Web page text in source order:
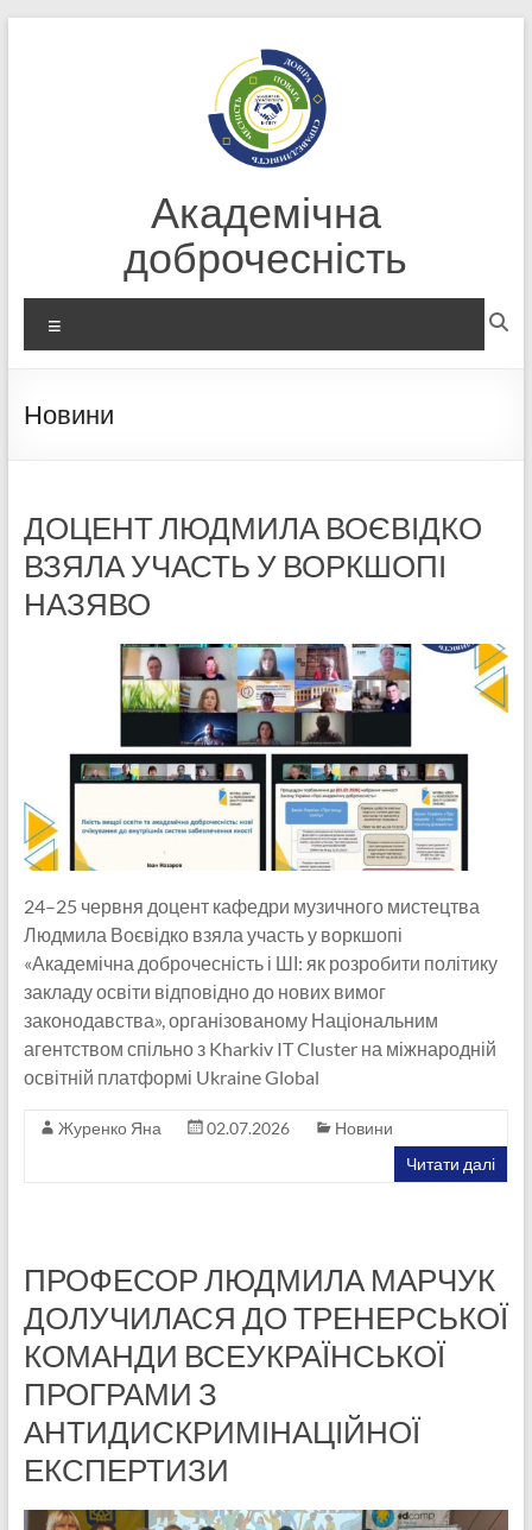
Академічна
доброчесність
Новини
ДОЦЕНТ ЛЮДМИЛА ВОЄВІДКО
ВЗЯЛА УЧАСТЬ У ВОРКШОПІ
НАЗЯВО
24–25 червня доцент кафедри музичного мистецтва
Людмила Воєвідко взяла участь у воркшопі
«Академічна доброчесність і ШІ: як розробити політику
закладу освіти відповідно до нових вимог
законодавства», організованому Національним
агентством спільно з Kharkiv IT Cluster на міжнародній
освітній платформі Ukraine Global
Журенко Яна 02.07.2026
Новини
Читати далі
ПРОФЕСОР ЛЮДМИЛА МАРЧУК
ДОЛУЧИЛАСЯ ДО ТРЕНЕРСЬКОЇ
КОМАНДИ ВСЕУКРАЇНСЬКОЇ
ПРОГРАМИ З
АНТИДИСКРИМІНАЦІЙНОЇ
ЕКСПЕРТИЗИ